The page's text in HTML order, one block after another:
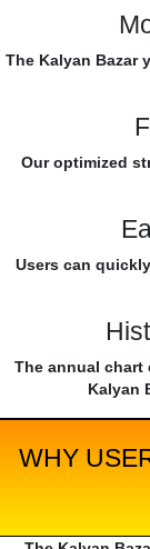
The Kalyan Bazar
Our optimized
Users can
The annual
Kalyan
WHY